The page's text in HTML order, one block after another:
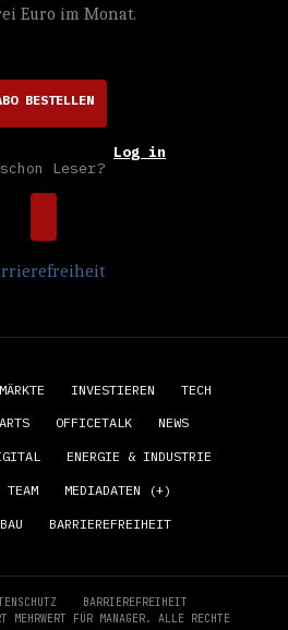
Euro im Monat.
BESTELLEN
Leser?
Log in
MÄRKTE INVESTIEREN TECH
OFFICETALK NEWS
ENERGIE & INDUSTRIE
TEAM MEDIADATEN (+)
BARRIEREFREIHEIT
BARRIEREFREIHEIT
MEHRWERT FÜR MANAGER. ALLE RECHTE